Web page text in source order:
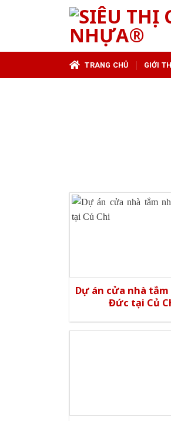
TRANG CHỦ GIỚI
Dự án cửa nhà tắm
Đức tại Củ